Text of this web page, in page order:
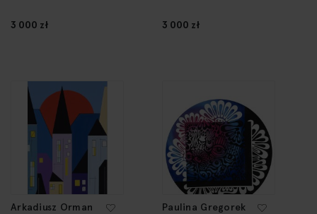
3 000 zł 3 000 zł
Arkadiusz Orman Paulina Gregorek